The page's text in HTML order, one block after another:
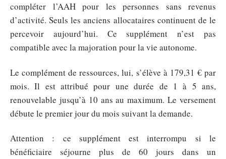
compléter l’AAH pour les personnes sans revenus
d’activité. Seuls les anciens allocataires continuent de le
percevoir aujourd’hui. Ce supplément n’est pas
compatible avec la majoration pour la vie autonome.
Le complément de ressources, lui, s’élève à 179,31 € par
mois. Il est attribué pour une durée de 1 à 5 ans,
renouvelable jusqu’à 10 ans au maximum. Le versement
débute le premier jour du mois suivant la demande.
Attention : ce supplément est interrompu si le
bénéficiaire séjourne plus de 60 jours dans un